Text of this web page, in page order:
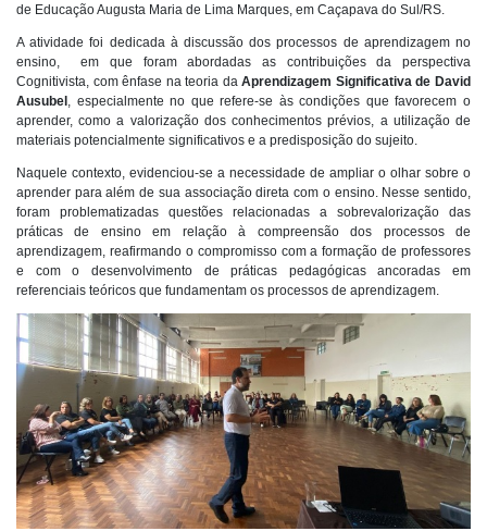
de Educação Augusta Maria de Lima Marques, em Caçapava do Sul/RS.
A atividade foi dedicada à discussão dos processos de aprendizagem no
ensino, em que foram abordadas as contribuições da perspectiva
Cognitivista, com ênfase na teoria daAprendizagem Significativa de David
Ausubel , especialmente no que refere-se às condições que favorecem o
aprender, como a valorização dos conhecimentos prévios, a utilização de
materiais potencialmente significativos e a predisposição do sujeito.
Naquele contexto, evidenciou-se a necessidade de ampliar o olhar sobre o
aprender para além de sua associação direta com o ensino. Nesse sentido,
foram problematizadas questões relacionadas a sobrevalorização das
práticas de ensino em relação à compreensão dos processos de
aprendizagem, reafirmando o compromisso com a formação de professores
e com o desenvolvimento de práticas pedagógicas ancoradas em
referenciais teóricos que fundamentam os processos de aprendizagem.